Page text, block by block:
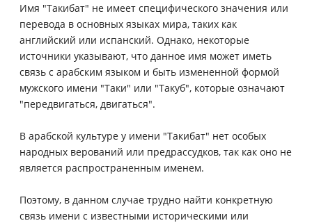
Имя "Такибат" не имеет специфического значения или
перевода в основных языках мира, таких как
английский или испанский. Однако, некоторые
источники указывают, что данное имя может иметь
связь с арабским языком и быть измененной формой
мужского имени "Таки" или "Такуб", которые означают
"передвигаться, двигаться".
В арабской культуре у имени "Такибат" нет особых
народных верований или предрассудков, так как оно не
является распространенным именем.
Поэтому, в данном случае трудно найти конкретную
связь имени с известными историческими или